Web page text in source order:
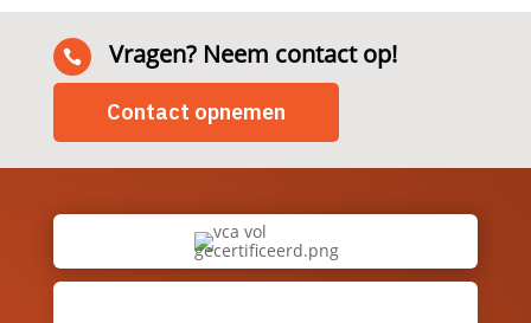
 Vragen? Neem contact op!
Contact opnemen